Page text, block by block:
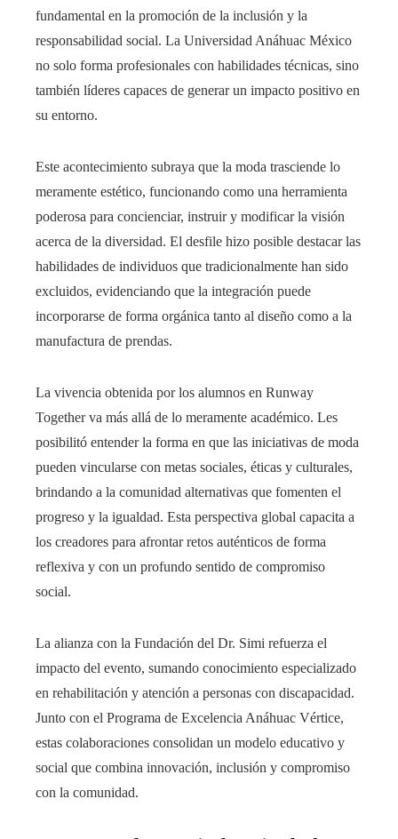
fundamental en la promoción de la inclusión y la
responsabilidad social. La Universidad Anáhuac México
no solo forma profesionales con habilidades técnicas, sino
también líderes capaces de generar un impacto positivo en
su entorno.
Este acontecimiento subraya que la moda trasciende lo
meramente estético, funcionando como una herramienta
poderosa para concienciar, instruir y modificar la visión
acerca de la diversidad. El desfile hizo posible destacar las
habilidades de individuos que tradicionalmente han sido
excluidos, evidenciando que la integración puede
incorporarse de forma orgánica tanto al diseño como a la
manufactura de prendas.
La vivencia obtenida por los alumnos en Runway
Together va más allá de lo meramente académico. Les
posibilitó entender la forma en que las iniciativas de moda
pueden vincularse con metas sociales, éticas y culturales,
brindando a la comunidad alternativas que fomenten el
progreso y la igualdad. Esta perspectiva global capacita a
los creadores para afrontar retos auténticos de forma
reflexiva y con un profundo sentido de compromiso
social.
La alianza con la Fundación del Dr. Simi refuerza el
impacto del evento, sumando conocimiento especializado
en rehabilitación y atención a personas con discapacidad.
Junto con el Programa de Excelencia Anáhuac Vértice,
estas colaboraciones consolidan un modelo educativo y
social que combina innovación, inclusión y compromiso
con la comunidad.